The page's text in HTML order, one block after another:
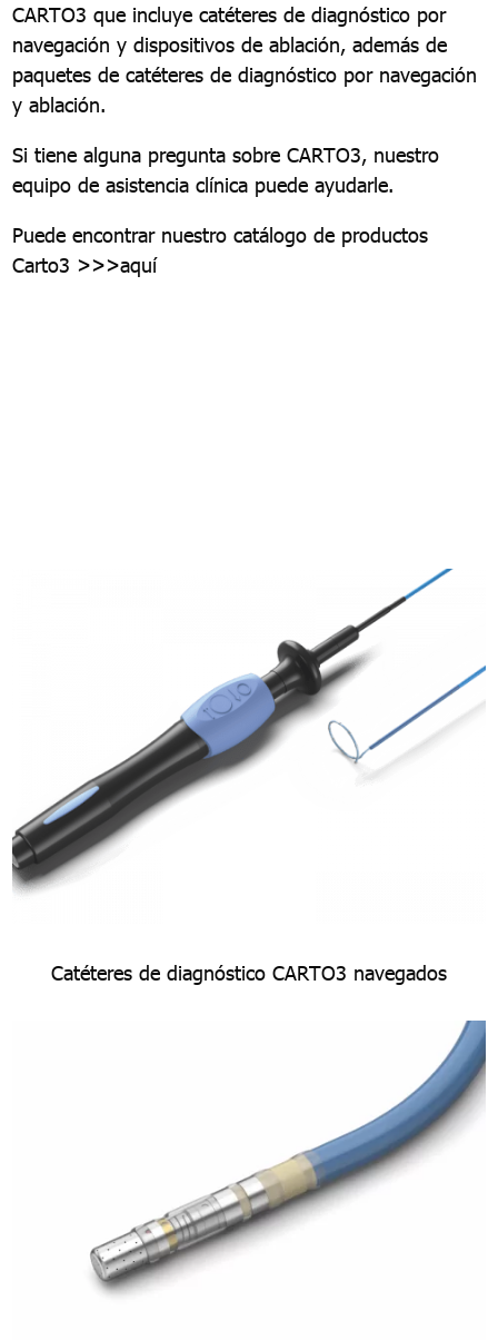
CARTO3 que incluye catéteres de diagnóstico por
navegación y dispositivos de ablación, además de
paquetes de catéteres de diagnóstico por navegación
y ablación.
Si tiene alguna pregunta sobre CARTO3, nuestro
equipo de asistencia clínica puede ayudarle.
Puede encontrar nuestro catálogo de productos
Carto3 >>>aquí
Catéteres de diagnóstico CARTO3 navegados